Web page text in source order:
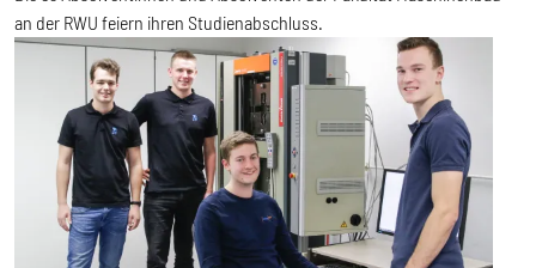
an der RWU feiern ihren Studienabschluss.